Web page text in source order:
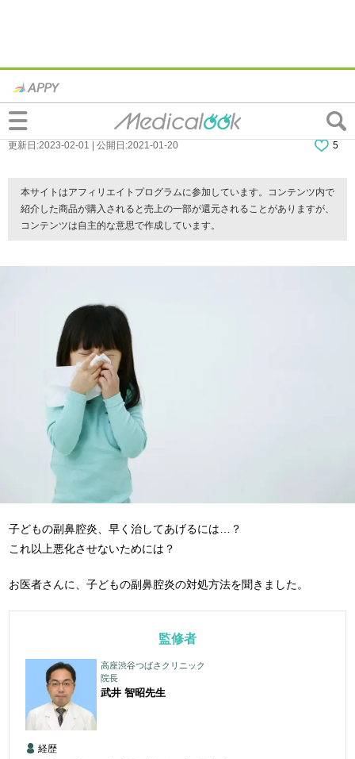
子どもの副鼻腔炎（ちくのう症）ケア｜市
販薬は？自然治癒する？症状も
更新日:2023-02-01 | 公開日:2021-01-20 5
本サイトはアフィリエイトプログラムに参加しています。コンテンツ内で
紹介した商品が購入されると売上の一部が還元されることがありますが、
コンテンツは自主的な意思で作成しています。
子どもの副鼻腔炎、早く治してあげるには…？
これ以上悪化させないためには？
お医者さんに、子どもの副鼻腔炎の対処方法を聞きました。
監修者
高座渋谷つばさクリニック
院長
武井 智昭先生
経歴